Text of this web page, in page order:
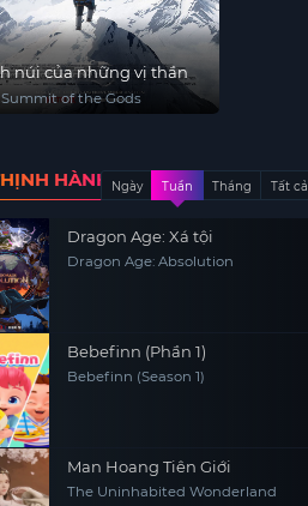
núi của những vị thần
of the Gods
HÀNHNgày Tuần Tháng Tất cả
Dragon Age: Xá tội
Dragon Age: Absolution
Bebefinn (Phần 1)
Bebefinn (Season 1)
Man Hoang Tiên Giới
The Uninhabited Wonderland